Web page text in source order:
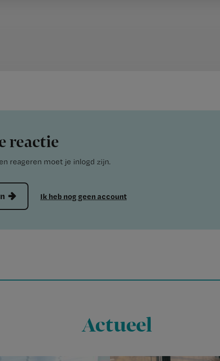
reactie
reageren moet je inlogd zijn.
Ik heb nog geen account
Actueel